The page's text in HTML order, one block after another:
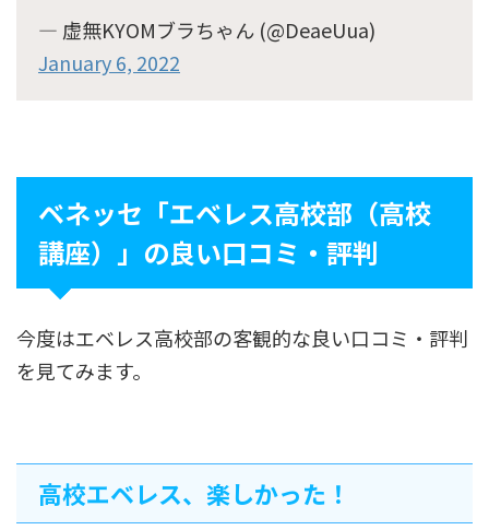
— 虚無KYOMブラちゃん (@DeaeUua)
January 6, 2022
ベネッセ「エベレス高校部（高校
講座）」の良い口コミ・評判
今度はエベレス高校部の客観的な良い口コミ・評判
を見てみます。
高校エベレス、楽しかった！